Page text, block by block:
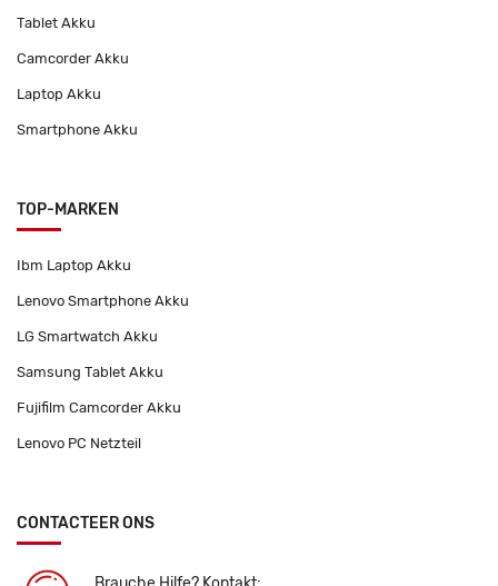
Tablet Akku
Camcorder Akku
Laptop Akku
Smartphone Akku
TOP-MARKEN
Ibm Laptop Akku
Lenovo Smartphone Akku
LG Smartwatch Akku
Samsung Tablet Akku
Fujifilm Camcorder Akku
Lenovo PC Netzteil
CONTACTEER ONS